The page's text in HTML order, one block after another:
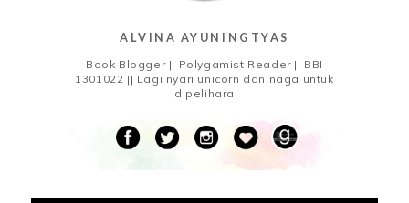
ALVINA AYUNINGTYAS
Book Blogger || Polygamist Reader || BBI
1301022 || Lagi nyari unicorn dan naga untuk
dipelihara